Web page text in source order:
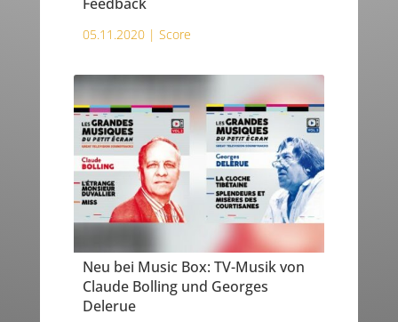
05.11.2020 | Score
Neu bei Music Box: TV-Musik von
Claude Bolling und Georges
Delerue